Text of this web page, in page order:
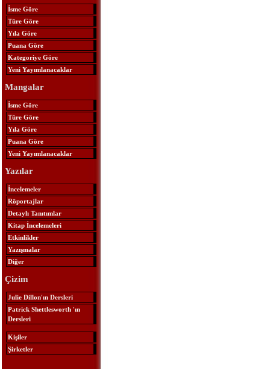
İsme Göre
Türe Göre
Yıla Göre
Puana Göre
Kategoriye Göre
Yeni Yayımlanacaklar
Mangalar
İsme Göre
Türe Göre
Yıla Göre
Puana Göre
Yeni Yayımlanacaklar
Yazılar
İncelemeler
Röportajlar
Detaylı Tanıtımlar
Kitap İncelemeleri
Etkinlikler
Yazışmalar
Diğer
Çizim
Julie Dillon'ın Dersleri
Patrick Shettlesworth 'ın
Dersleri
Kişiler
Şirketler